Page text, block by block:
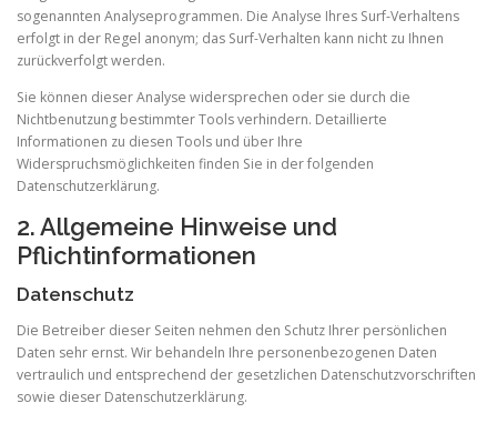
sogenannten Analyseprogrammen. Die Analyse Ihres Surf-Verhaltens
erfolgt in der Regel anonym; das Surf-Verhalten kann nicht zu Ihnen
zurückverfolgt werden.
Sie können dieser Analyse widersprechen oder sie durch die
Nichtbenutzung bestimmter Tools verhindern. Detaillierte
Informationen zu diesen Tools und über Ihre
Widerspruchsmöglichkeiten finden Sie in der folgenden
Datenschutzerklärung.
2. Allgemeine Hinweise und
Pflichtinformationen
Datenschutz
Die Betreiber dieser Seiten nehmen den Schutz Ihrer persönlichen
Daten sehr ernst. Wir behandeln Ihre personenbezogenen Daten
vertraulich und entsprechend der gesetzlichen Datenschutzvorschriften
sowie dieser Datenschutzerklärung.